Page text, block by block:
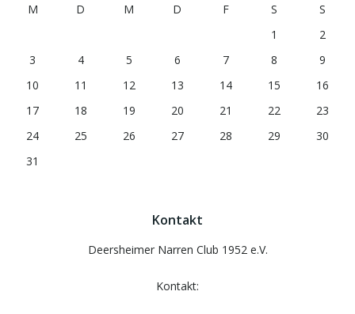
M
D M D F S
S
1
2
3
4 5 6 7 8
9
10
11 12 13 14 15
16
17
18 19 20 21 22
23
24
25 26 27 28 29
30
31
Kontakt
Deersheimer Narren Club 1952 e.V.
Kontakt: